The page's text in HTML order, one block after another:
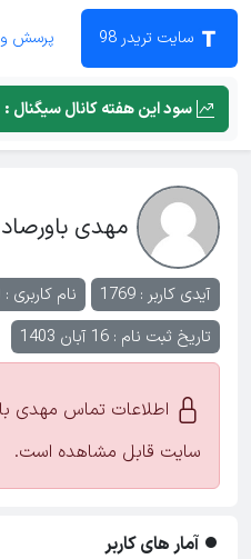
سایت تریدر 98 پرسش
سود این هفته کانال سیگنال :
مهدی باورصاد
آیدی کاربر : 1769 نام کاربری :
تاریخ ثبت نام : 16 آبان 1403
اطلاعات تماس مهدی
سایت قابل مشاهده است.
آمار های کاربر